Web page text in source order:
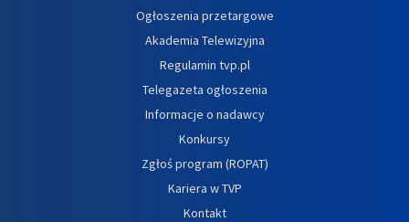
Ogłoszenia przetargowe
Akademia Telewizyjna
Regulamin tvp.pl
Telegazeta ogłoszenia
Informacje o nadawcy
Konkursy
Zgłoś program (ROPAT)
Kariera w TVP
Kontakt